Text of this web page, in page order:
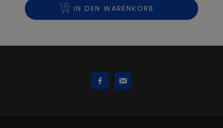
IN DEN WARENKORB